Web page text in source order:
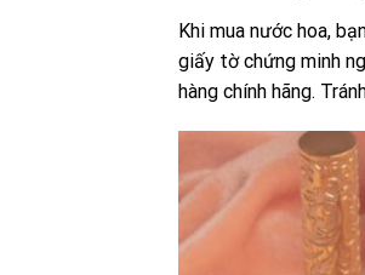
Khi mua nước hoa,
giấy tờ chứng minh
hàng chính hãng.